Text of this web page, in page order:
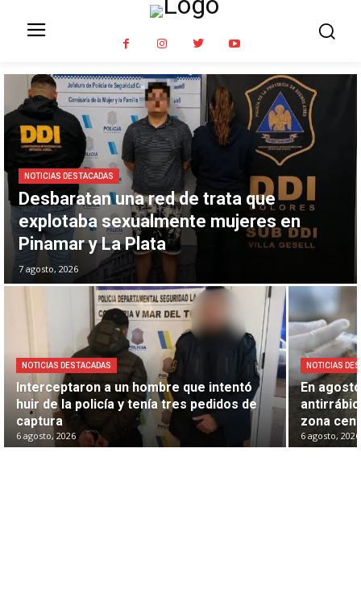
NOTICIAS DESTACADAS
Desbaratan una red de trata que
explotaba sexualmente mujeres en
Pinamar y La Plata
7 agosto, 2026
NOTICIAS DESTACADAS
Interceptaron a un hombre que intentó
huir de la policía y tenía tres pedidos de
captura
6 agosto, 2026
NOTICIAS
En
zona
6 agosto, 2026